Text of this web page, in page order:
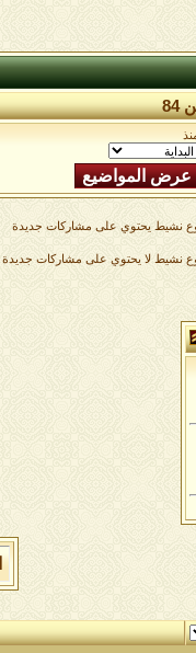
نشيط يحتوي على مشاركات جديدة
نشيط لا يحتوي على مشاركات جديدة